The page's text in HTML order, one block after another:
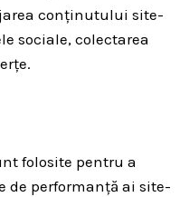
conținutului site-
sociale, colectarea
folosite pentru a
de performanță ai site-